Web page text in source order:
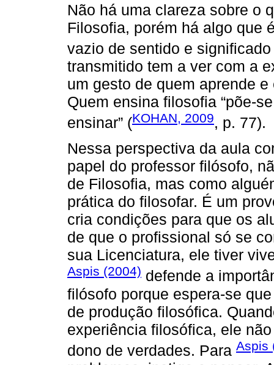
Não há uma clareza sobre o
Filosofia, porém há algo que
vazio de sentido e significado
transmitido tem a ver com a
um gesto de quem aprende
Quem ensina filosofia “põe-
ensinar” (KOHAN, 2009, p. 77).
Nessa perspectiva da aula
papel do professor filósofo,
de Filosofia, mas como
prática do filosofar. É um
cria condições para que os
de que o profissional só se
sua Licenciatura, ele tiver
Aspis (2004) defende a
filósofo porque espera-se
de produção filosófica.
experiência filosófica, ele
dono de verdades. Para Aspis